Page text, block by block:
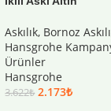
Askılık, Bornoz
Hansgrohe
Ürünler
Hansgrohe
3.622₺ 2.173₺